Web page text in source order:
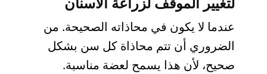
لتغيير الموقف لزراعة الأسنان
عندما لا يكون في محاذاته الصحيحة. من
الضروري أن تتم محاذاة كل سن بشكل
صحيح، لأن هذا يسمح لعضة مناسبة.